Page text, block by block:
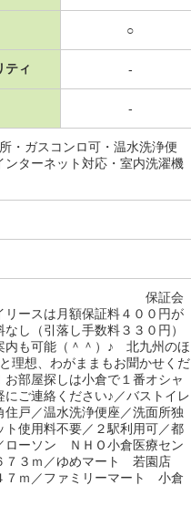
○
ティ -
-
・ガスコンロ可・温水洗浄便
ターネット対応・室内洗濯機
：必加入 保証会
証料４００円が
し（引落し手数料３３０円）
内も可能（＾＾）♪ 北九州のほ
理想、わがままもお聞かせくだ
部屋探しは小倉で１番オシャ
ご連絡ください♪／バストイレ
戸／温水洗浄便座／洗面所独
使用料不要／２駅利用可／都
ローソン ＮＨＯ小倉医療セン
７３ｍ／ゆめマート 若園店
７ｍ／ファミリーマート 小倉